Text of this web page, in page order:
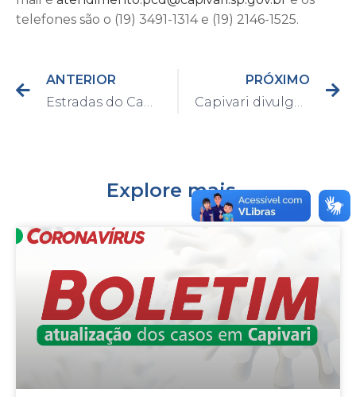
telefones são o (19) 3491-1314 e (19) 2146-1525.
ANTERIOR
Estradas do Cancian recebem manutenção
PRÓXIMO
Capivari divulga calendário de vacinação da rede Privada e idosos com 85 ou mais
Explore mais...